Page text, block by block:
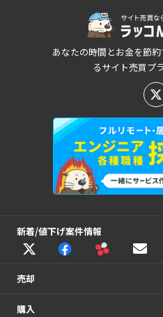
あなたの時間とお金を節
るサイト売買プ
新着/値下げ案件情報
売却
購入